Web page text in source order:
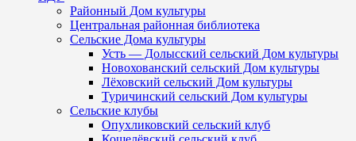
Районный Дом культуры
Центральная районная библиотека
Сельские Дома культуры
Усть — Долысский сельский Дом культуры
Новохованский сельский Дом культуры
Лёховский сельский Дом культуры
Туричинский сельский Дом культуры
Сельские клубы
Опухликовский сельский клуб